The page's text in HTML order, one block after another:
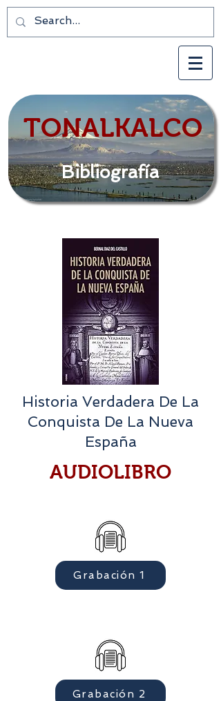
TONALKALCO
Bibliografía
Historia Verdadera De La
Conquista De La Nueva
España
AUDIOLIBRO
Grabación 1
Grabación 2